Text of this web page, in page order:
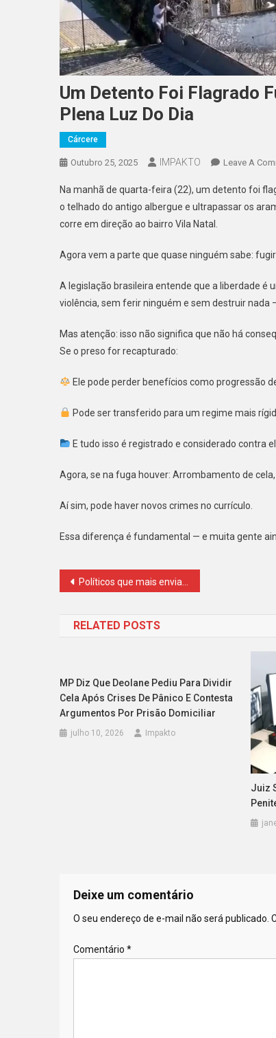
Um Detento Foi Flagrado
Plena Luz Do Dia
Cárcere
Outubro 25, 2025 IMPAKTO Leave A
Na manhã de quarta-feira (22), um detento foi
o telhado do antigo albergue e ultrapassar os
corre em direção ao bairro Vila Natal.
Agora vem a parte que quase ninguém sabe:
A legislação brasileira entende que a liberdade é
violência, sem ferir ninguém e sem destruir nada
Mas atenção: isso não significa que não há
Se o preso for recapturado:
Ele pode perder benefícios como progressão
Pode ser transferido para um regime mais
E tudo isso é registrado e considerado contra
Agora, se na fuga houver: Arrombamento de
Aí sim, pode haver novos crimes no currículo.
Essa diferença é fundamental — e muita gente
Navegação
Post
Políticos que mais enviaram emendas para shows em MG são de 10 partidos
RELATED POSTS
MP Diz Que Deolane Pediu Para Dividir
Cela Após Crises De Pânico E Contesta
Argumentos Por Prisão Domiciliar
julho 10, 2026 Impakto
Juiz
Deixe um comentário
O seu endereço de e-mail não será publicado.
Comentário *